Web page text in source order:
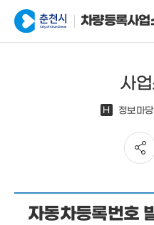
차량등록사업
사
H 정보마당
자동차등록번호